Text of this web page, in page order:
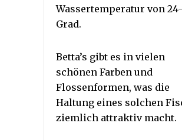
Wassertemperatur von
Grad.
Betta’s gibt es in vielen
schönen Farben und
Flossenformen, was die
Haltung eines solchen
ziemlich attraktiv macht.